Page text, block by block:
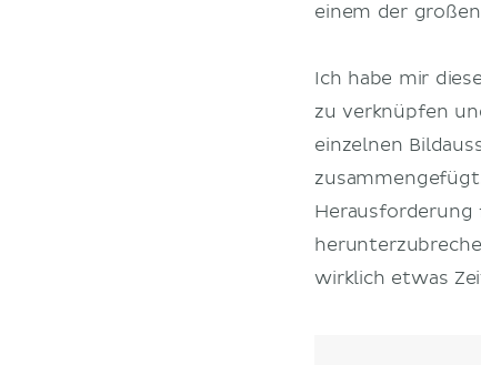
einem der
Ich habe mir
zu verknüpfen
einzelnen
Herausforderung
wirklich etwas